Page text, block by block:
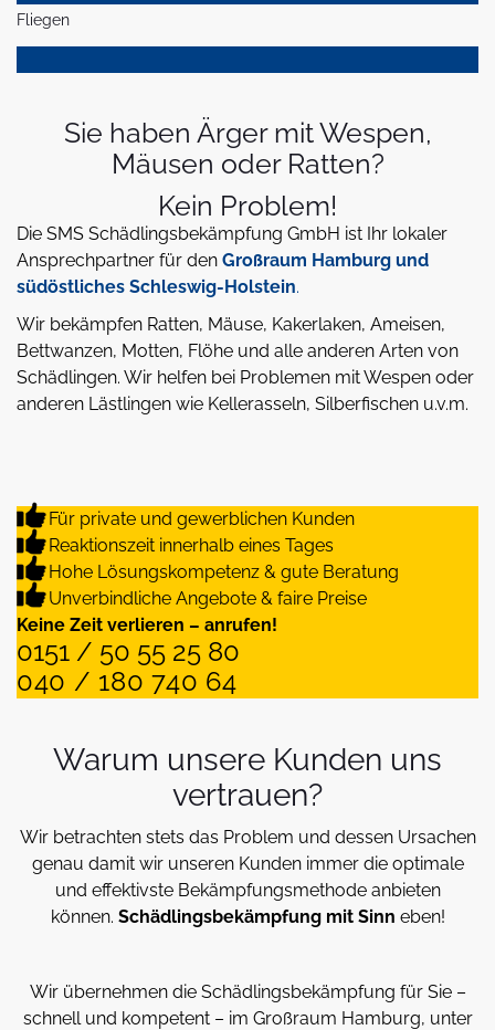
Fliegen
Sie haben Ärger mit Wespen,
Mäusen oder Ratten?
Kein Problem!
Die SMS Schädlingsbekämpfung GmbH ist Ihr lokaler
Ansprechpartner für den Großraum Hamburg und
südöstliches Schleswig-Holstein.
Wir bekämpfen Ratten, Mäuse, Kakerlaken, Ameisen,
Bettwanzen, Motten, Flöhe und alle anderen Arten von
Schädlingen. Wir helfen bei Problemen mit Wespen oder
anderen Lästlingen wie Kellerasseln, Silberfischen u.v.m.
Für private und gewerblichen Kunden
Reaktionszeit innerhalb eines Tages
Hohe Lösungskompetenz & gute Beratung
Unverbindliche Angebote & faire Preise
Keine Zeit verlieren – anrufen!
0151 / 50 55 25 80
040 / 180 740 64
Warum unsere Kunden uns
vertrauen?
Wir betrachten stets das Problem und dessen Ursachen
genau damit wir unseren Kunden immer die optimale
und effektivste Bekämpfungsmethode anbieten
können. Schädlingsbekämpfung mit Sinn eben!
Wir übernehmen die Schädlingsbekämpfung für Sie –
schnell und kompetent – im Großraum Hamburg, unter